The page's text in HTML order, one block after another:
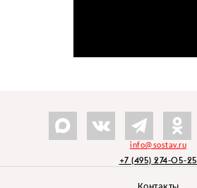
info@sostav.ru
+7 (495) 274-05-25